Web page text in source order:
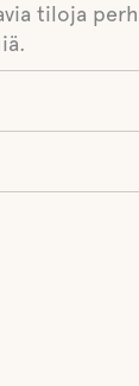
tiloja